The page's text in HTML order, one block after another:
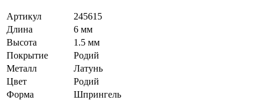
Артикул
245615
Длина
6 мм
Высота
1.5 мм
Покрытие
Родий
Металл
Латунь
Цвет
Родий
Форма
Шпрингель